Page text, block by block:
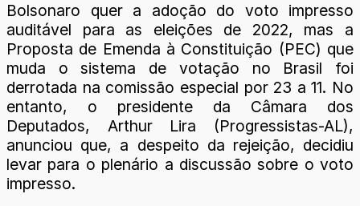
Bolsonaro quer a adoção do voto impresso
auditável para as eleições de 2022, mas a
Proposta de Emenda à Constituição (PEC) que
muda o sistema de votação no Brasil foi
derrotada na comissão especial por 23 a 11. No
entanto, o presidente da Câmara dos
Deputados, Arthur Lira (Progressistas-AL),
anunciou que, a despeito da rejeição, decidiu
levar para o plenário a discussão sobre o voto
impresso.